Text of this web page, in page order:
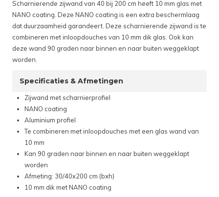
Scharnierende zijwand van 40 bij 200 cm heeft 10 mm glas met
NANO coating. Deze NANO coating is een extra beschermlaag
dat duurzaamheid garandeert. Deze scharnierende zijwand is te
combineren met inloopdouches van 10 mm dik glas. Ook kan
deze wand 90 graden naar binnen en naar buiten weggeklapt
worden.
Specificaties & Afmetingen
Zijwand met scharnierprofiel
NANO coating
Aluminium profiel
Te combineren met inloopdouches met een glas wand van
10 mm
Kan 90 graden naar binnen en naar buiten weggeklapt
worden
Afmeting: 30/40x200 cm (bxh)
10 mm dik met NANO coating